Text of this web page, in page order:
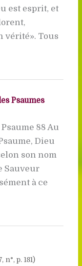
est esprit, et
vérité». Tous
Psaumes
88 Au
Dieu
son nom
Sauveur
à ce
, n°, p. 181)